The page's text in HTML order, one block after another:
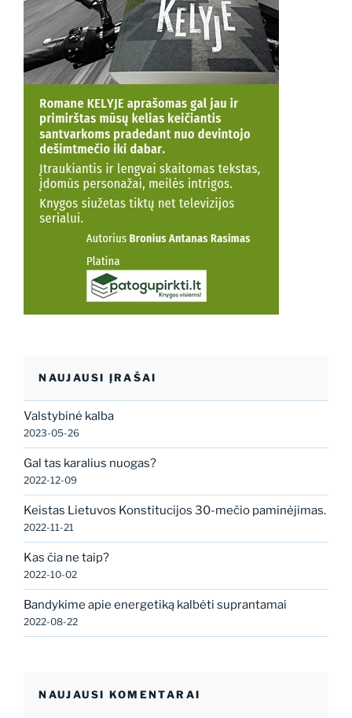
NAUJAUSI ĮRAŠAI
Valstybinė kalba
2023-05-26
Gal tas karalius nuogas?
2022-12-09
Keistas Lietuvos Konstitucijos 30-mečio paminėjimas.
2022-11-21
Kas čia ne taip?
2022-10-02
Bandykime apie energetiką kalbėti suprantamai
2022-08-22
NAUJAUSI KOMENTARAI